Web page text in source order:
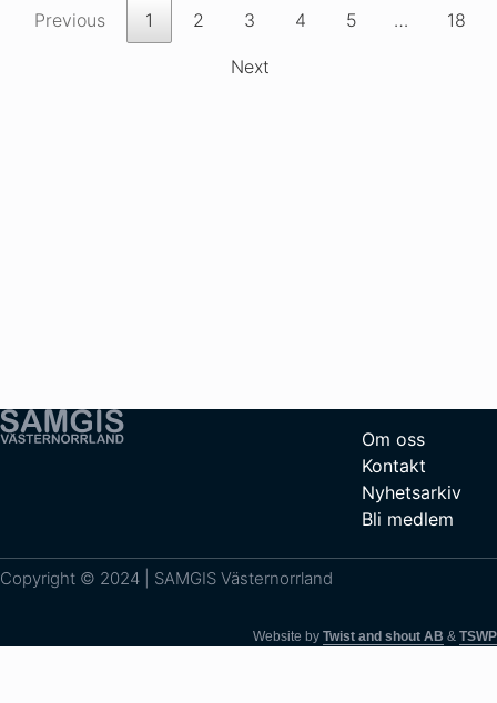
Previous 1 2 3 4 5 … 18
Next
Om oss
Kontakt
Nyhetsarkiv
Bli medlem
Copyright © 2024 | SAMGIS Västernorrland
Website by Twist and shout AB & TSWP